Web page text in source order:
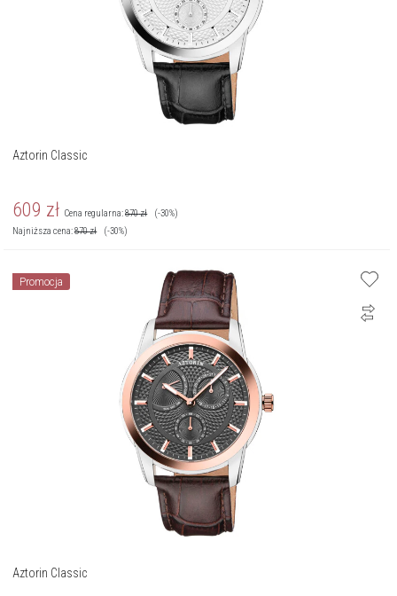
Aztorin Classic
609 zł Cena regularna:870zł
(-30%)
Najniższa cena:870zł (-30%)
Promocja
Aztorin Classic